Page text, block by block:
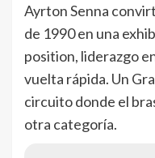
Ayrton Senna
de 1990 en una
position, liderazgo
vuelta rápida. Un
circuito donde el
otra categoría.